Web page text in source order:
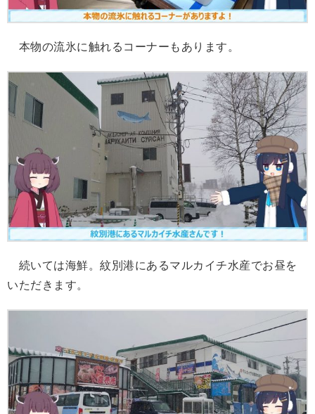
本物の流氷に触れるコーナーもあります。
続いては海鮮。紋別港にあるマルカイチ水産でお昼を
いただきます。